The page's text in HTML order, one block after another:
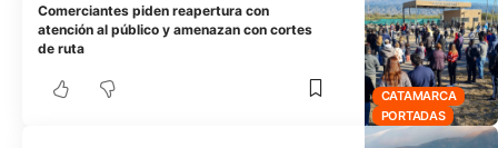
CATAMARCA
PORTADAS
Comerciantes piden reapertura con
atención al público y amenazan con cortes
de ruta